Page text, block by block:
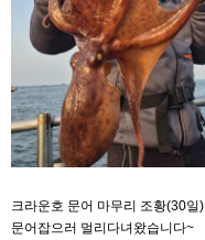
크라운호 문어 마무리 조황(30일)
문어잡으러 멀리다녀왔습니다~